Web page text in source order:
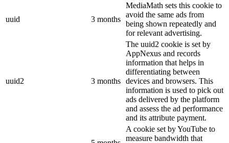
uuid 3 months
MediaMath sets this cookie to
avoid the same ads from
being shown repeatedly and
for relevant advertising.
uuid2 3 months
The uuid2 cookie is set by
AppNexus and records
information that helps in
differentiating between
devices and browsers. This
information is used to pick out
ads delivered by the platform
and assess the ad performance
and its attribute payment.
A cookie set by YouTube to
measure bandwidth that